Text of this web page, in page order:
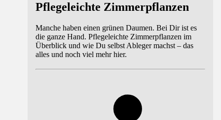
Pflegeleichte Zimmerpflanzen
Manche haben einen grünen Daumen. Bei Dir ist es
die ganze Hand. Pflegeleichte Zimmerpflanzen im
Überblick und wie Du selbst Ableger machst – das
alles und noch viel mehr hier.